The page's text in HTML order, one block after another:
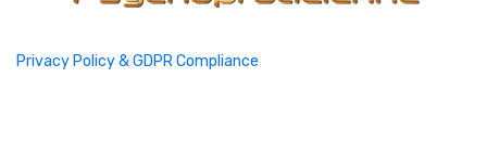
Privacy Policy & GDPR Compliance